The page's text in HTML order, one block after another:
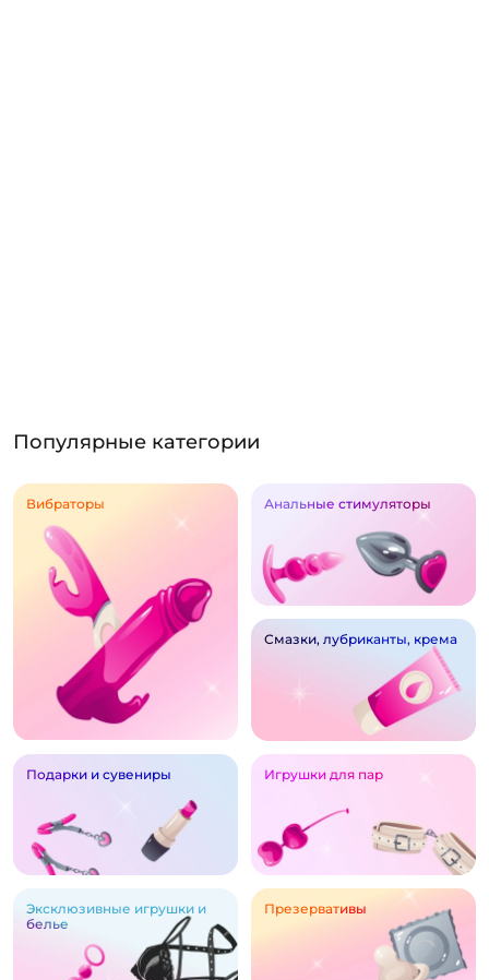
Популярные категории
Вибраторы Анальные стимуляторы
Смазки, лубриканты, крема
Подарки и сувениры Игрушки для пар
Эксклюзивные игрушки и
белье
Презервативы